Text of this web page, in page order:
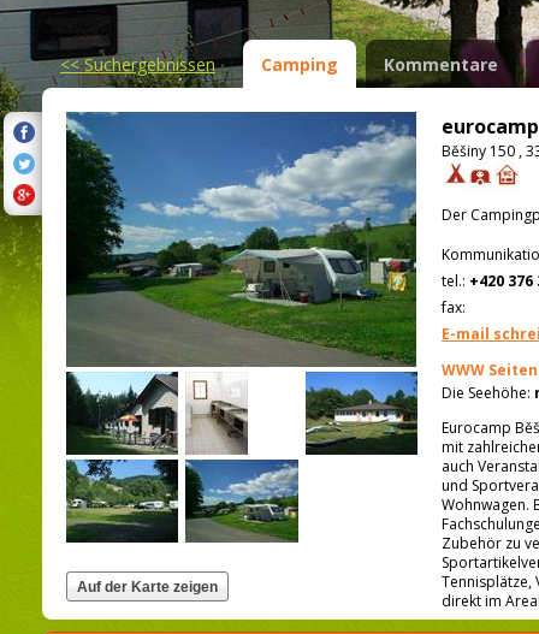
<<Suchergebnissen Camping Kommentare
Běšiny 150 ,
Der
tel.: +420 376
fax:
E-mail
WWW Seiten
Die Seehöhe:
Eurocamp
mit
auch
und
Wohnwagen.
Zubehör zu
Tennisplätze,
direkt im